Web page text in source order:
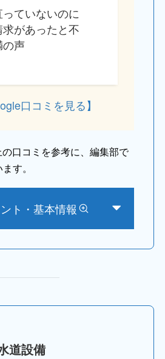
っていないのに
求があったと不
の声
口コミを見る】
口コミを参考に、編集部で
す。
ト・基本情報
道設備